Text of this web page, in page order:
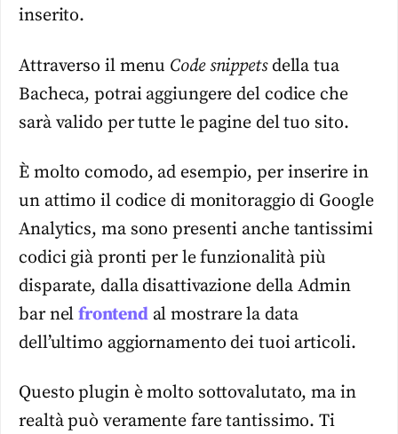
inserito.
Attraverso il menu Code snippetsdella tua
Bacheca, potrai aggiungere del codice che
sarà valido per tutte le pagine del tuo sito.
È molto comodo, ad esempio, per inserire in
un attimo il codice di monitoraggio di Google
Analytics, ma sono presenti anche tantissimi
codici già pronti per le funzionalità più
disparate, dalla disattivazione della Admin
bar nelfrontendal mostrare la data
dell’ultimo aggiornamento dei tuoi articoli.
Questo plugin è molto sottovalutato, ma in
realtà può veramente fare tantissimo. Ti